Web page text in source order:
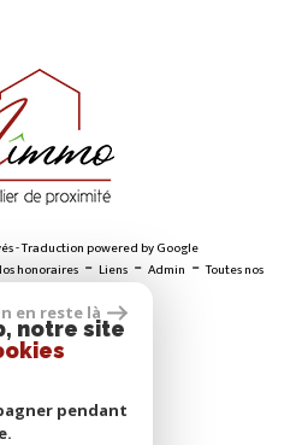
- Traduction powered by Google
honoraires - Liens - Admin -Toutes nos
en reste là
notre site
pendant